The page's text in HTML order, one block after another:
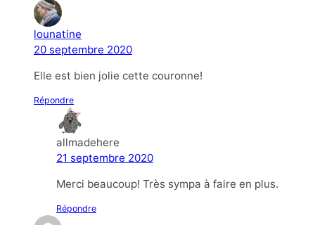
lounatine
20 septembre 2020
Elle est bien jolie cette couronne!
Répondre
allmadehere
21 septembre 2020
Merci beaucoup! Très sympa à faire en plus.
Répondre